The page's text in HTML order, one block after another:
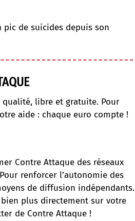
de suicides depuis son
libre et gratuite. Pour
aide : chaque euro compte !
Contre Attaque des réseaux
renforcer l’autonomie des
de diffusion indépendants.
plus directement sur votre
de Contre Attaque !